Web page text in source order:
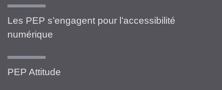
Les PEP s’engagent pour l’accessibilité
numérique
PEP Attitude